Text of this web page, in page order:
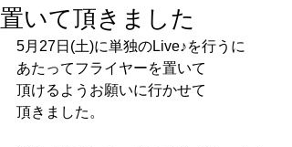
置いて頂きました
5月27日(土)に単独のLive♪を行うに
あたってフライヤーを置いて
頂けるようお願いに行かせて
頂きました。